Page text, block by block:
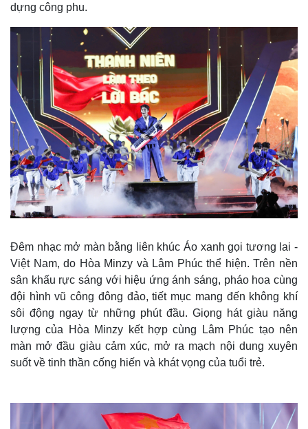
Thế giới
Quan sát
Multimedia
Video
dựng công phu.
Đêm nhạc mở màn bằng liên khúc Áo xanh gọi tương lai -
Việt Nam, do Hòa Minzy và Lâm Phúc thể hiện. Trên nền
sân khấu rực sáng với hiệu ứng ánh sáng, pháo hoa cùng
đội hình vũ công đông đảo, tiết mục mang đến không khí
sôi động ngay từ những phút đầu. Giọng hát giàu năng
lượng của Hòa Minzy kết hợp cùng Lâm Phúc tạo nên
màn mở đầu giàu cảm xúc, mở ra mạch nội dung xuyên
suốt về tinh thần cống hiến và khát vọng của tuổi trẻ.